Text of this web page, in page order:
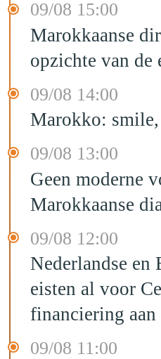
09/08 15:00
Marokkaanse
opzichte van de
09/08 14:00
Marokko:
09/08 13:00
Geen moderne
Marokkaanse
09/08 12:00
Nederlandse
eisten al voor
financiering
09/08 11:00